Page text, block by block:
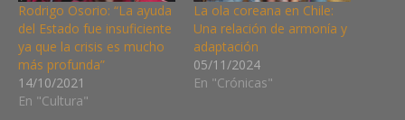
Rodrigo Osorio: “La ayuda
del Estado fue insuficiente
ya que la crisis es mucho
más profunda”
14/10/2021
En "Cultura"
La ola coreana en Chile:
Una relación de armonía y
adaptación
05/11/2024
En "Crónicas"